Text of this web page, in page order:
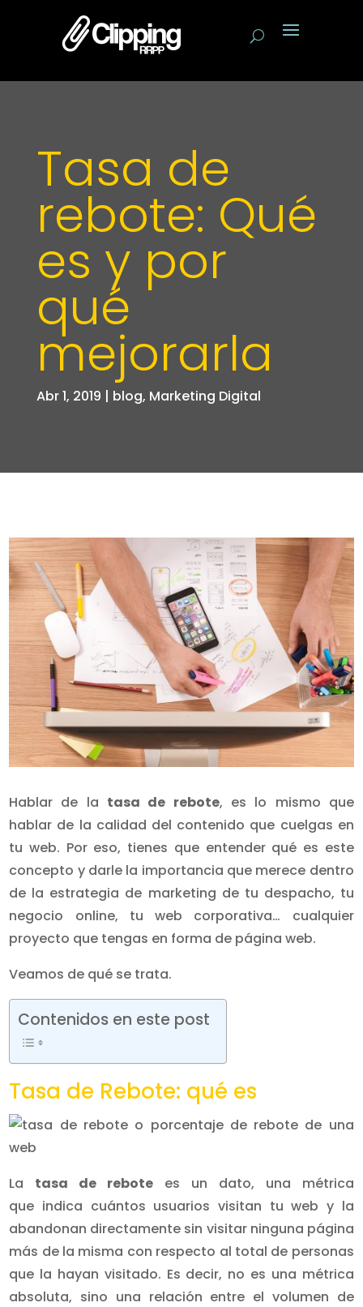
Tasa de
rebote: Qué
es y por
qué
mejorarla
Abr 1, 2019 | blog, Marketing Digital
Hablar de la tasa de rebote, es lo mismo que
hablar de la calidad del contenido que cuelgas en
tu web. Por eso, tienes que entender qué es este
concepto y darle la importancia que merece dentro
de la estrategia de marketing de tu despacho, tu
negocio online, tu web corporativa… cualquier
proyecto que tengas en forma de página web.
Veamos de qué se trata.
Contenidos en este post
Tasa de Rebote: qué es
La tasa de rebote es un dato, una métrica
que indica cuántos usuarios visitan tu web y la
abandonan directamente sin visitar ninguna página
más de la misma con respecto al total de personas
que la hayan visitado. Es decir, no es una métrica
absoluta, sino una relación entre el volumen de